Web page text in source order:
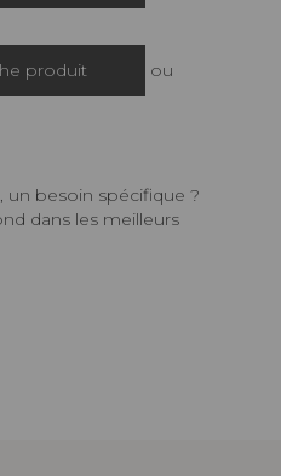
produit ou
un besoin spécifique ?
dans les meilleurs